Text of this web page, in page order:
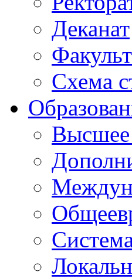
Деканат
Схема
Высшее